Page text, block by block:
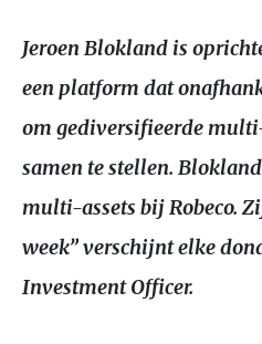
Jeroen Blokland is
een platform dat
om gediversifieerde
samen te stellen.
multi-assets bij Robeco.
week” verschijnt elke
Investment Officer.